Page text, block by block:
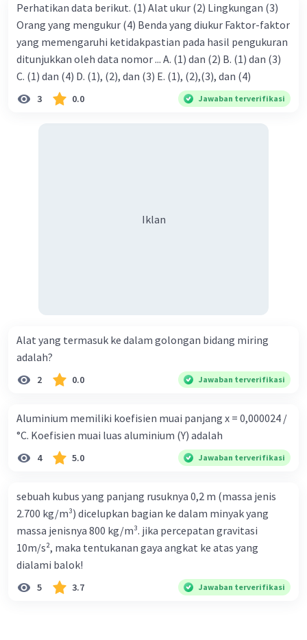
Perhatikan data berikut. (1) Alat ukur (2) Lingkungan (3)
Orang yang mengukur (4) Benda yang diukur Faktor-faktor
yang memengaruhi ketidakpastian pada hasil pengukuran
ditunjukkan oleh data nomor ... A. (1) dan (2) B. (1) dan (3)
C. (1) dan (4) D. (1), (2), dan (3) E. (1), (2),(3), dan (4)
3 0.0 Jawaban terverifikasi
Iklan
Alat yang termasuk ke dalam golongan bidang miring
adalah?
2 0.0 Jawaban terverifikasi
Aluminium memiliki koefisien muai panjang x = 0,000024 /
°C. Koefisien muai luas aluminium (Y) adalah
4 5.0 Jawaban terverifikasi
sebuah kubus yang panjang rusuknya 0,2 m (massa jenis
2.700 kg/m³) dicelupkan bagian ke dalam minyak yang
massa jenisnya 800 kg/m³. jika percepatan gravitasi
10m/s², maka tentukanan gaya angkat ke atas yang
dialami balok!
5 3.7 Jawaban terverifikasi